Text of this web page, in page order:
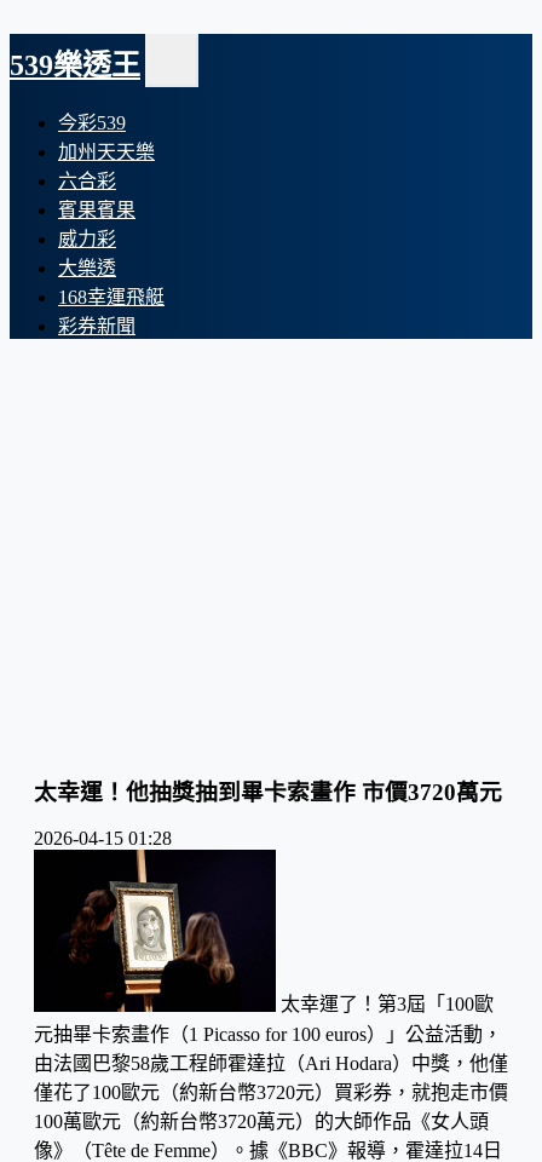
539樂透王
今彩539
加州天天樂
六合彩
賓果賓果
威力彩
大樂透
168幸運飛艇
彩券新聞
太幸運！他抽獎抽到畢卡索畫作 市價3720萬元
2026-04-15 01:28
太幸運了！第3屆「100歐
元抽畢卡索畫作（1 Picasso for 100 euros）」公益活動，
由法國巴黎58歲工程師霍達拉（Ari Hodara）中獎，他僅
僅花了100歐元（約新台幣3720元）買彩券，就抱走市價
100萬歐元（約新台幣3720萬元）的大師作品《女人頭
像》（Tête de Femme）。據《BBC》報導，霍達拉14日